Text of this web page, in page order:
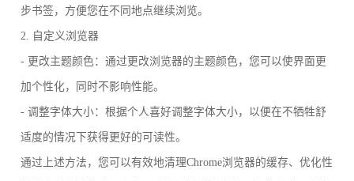
步书签，方便您在不同地点继续浏览。
2. 自定义浏览器
- 更改主题颜色：通过更改浏览器的主题颜色，您可以使界面更
加个性化，同时不影响性能。
- 调整字体大小：根据个人喜好调整字体大小，以便在不牺牲舒
适度的情况下获得更好的可读性。
通过上述方法，您可以有效地清理Chrome浏览器的缓存、优化性